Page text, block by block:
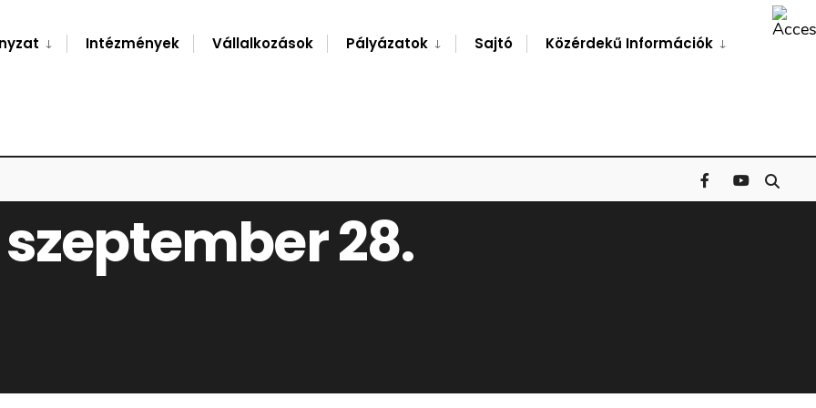
Intézmények Vállalkozások Pályázatok Sajtó Közérdekű Információk
28.
Window